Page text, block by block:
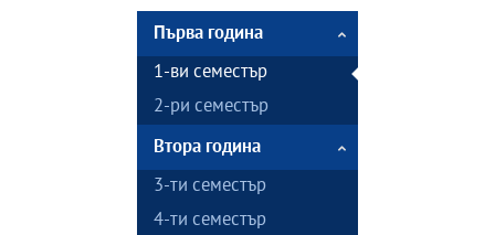
Първа година
1-ви семестър
2-ри семестър
Втора година
3-ти семестър
4-ти семестър